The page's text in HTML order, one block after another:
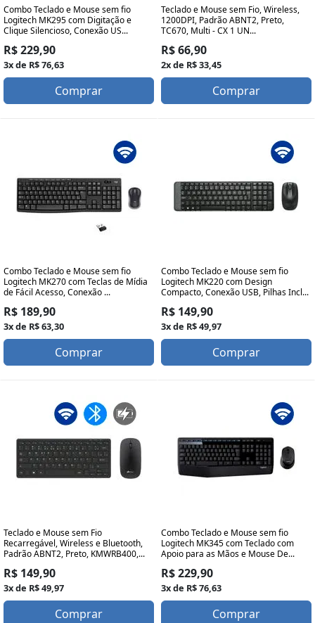
Combo Teclado e Mouse sem fio
Logitech MK295 com Digitação e
Clique Silencioso, Conexão US...
R$ 229,90
3x de R$ 76,63
Comprar
Teclado e Mouse sem Fio, Wireless,
1200DPI, Padrão ABNT2, Preto,
TC670, Multi - CX 1 UN...
R$ 66,90
2x de R$ 33,45
Comprar
Combo Teclado e Mouse sem fio
Logitech MK270 com Teclas de Mídia
de Fácil Acesso, Conexão ...
R$ 189,90
3x de R$ 63,30
Comprar
Combo Teclado e Mouse sem fio
Logitech MK220 com Design
Compacto, Conexão USB, Pilhas Incl...
R$ 149,90
3x de R$ 49,97
Comprar
Teclado e Mouse sem Fio
Recarregável, Wireless e Bluetooth,
Padrão ABNT2, Preto, KMWRB400,...
R$ 149,90
3x de R$ 49,97
Comprar
Combo Teclado e Mouse sem fio
Logitech MK345 com Teclado com
Apoio para as Mãos e Mouse De...
R$ 229,90
3x de R$ 76,63
Comprar